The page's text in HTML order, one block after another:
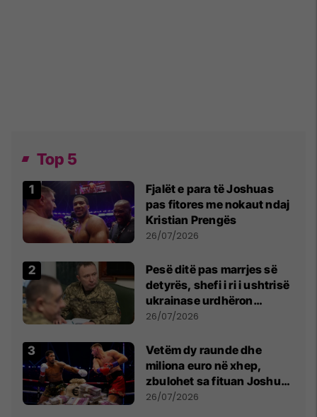
Top 5
Fjalët e para të Joshuas
pas fitores me nokaut ndaj
Kristian Prengës
26/07/2026
Pesë ditë pas marrjes së
detyrës, shefi i ri i ushtrisë
ukrainase urdhëron
kontroll të madh
26/07/2026
Vetëm dy raunde dhe
miliona euro në xhep,
zbulohet sa fituan Joshua
e Prenga
26/07/2026